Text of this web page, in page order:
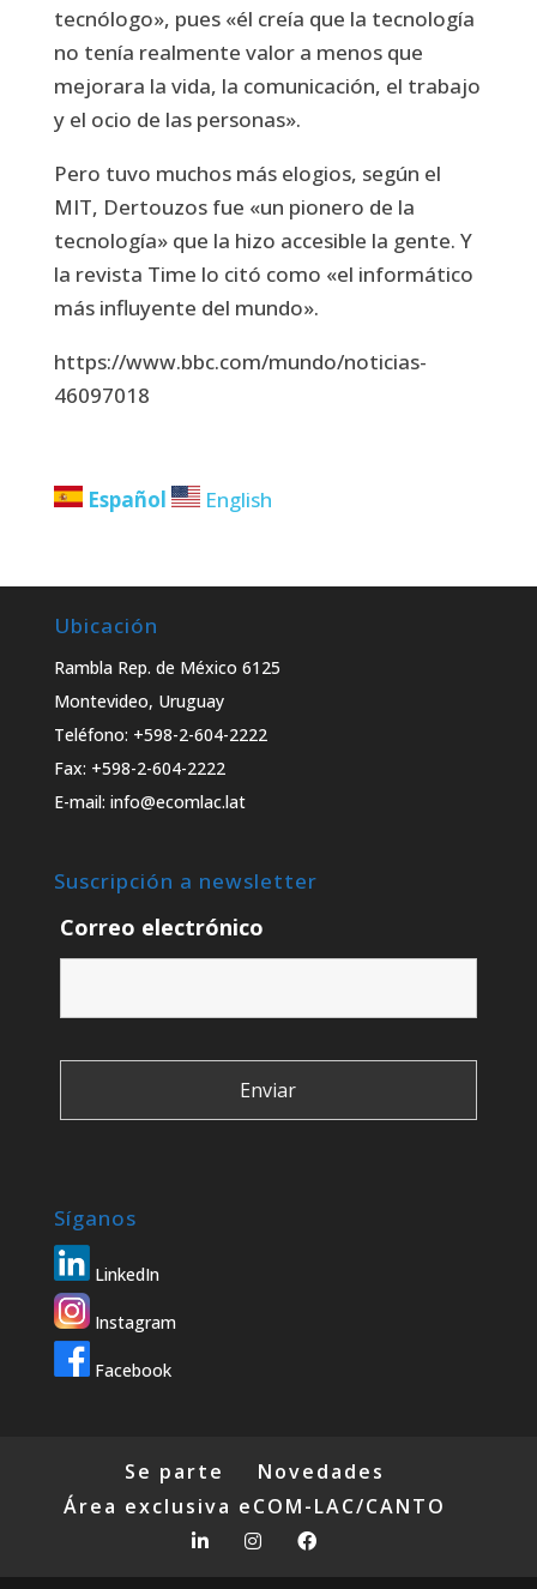
tecnólogo», pues «él creía que la tecnología
no tenía realmente valor a menos que
mejorara la vida, la comunicación, el trabajo
y el ocio de las personas».
Pero tuvo muchos más elogios, según el
MIT, Dertouzos fue «un pionero de la
tecnología» que la hizo accesible la gente. Y
la revista Time lo citó como «el informático
más influyente del mundo».
https://www.bbc.com/mundo/noticias-
46097018
Español English
Ubicación
Rambla Rep. de México 6125
Montevideo, Uruguay
Teléfono: +598-2-604-2222
Fax: +598-2-604-2222
E-mail: info@ecomlac.lat
Suscripción a newsletter
Correo electrónico
Síganos
LinkedIn
Instagram
Facebook
Se parte
Novedades
Área exclusiva eCOM-LAC/CANTO